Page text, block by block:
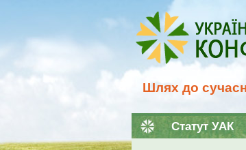
Шлях до
Статут УАК